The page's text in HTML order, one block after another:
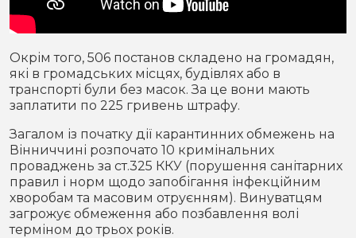
Окрім того, 506 постанов складено на громадян,
які в громадських місцях, будівлях або в
транспорті були без масок. За це вони мають
заплатити по 225 гривень штрафу.
Загалом із початку дії карантинних обмежень на
Вінниччині розпочато 10 кримінальних
проваджень за ст.325 ККУ (порушення санітарних
правил і норм щодо запобігання інфекційним
хворобам та масовим отруєнням). Винуватцям
загрожує обмеження або позбавлення волі
терміном до трьох років.